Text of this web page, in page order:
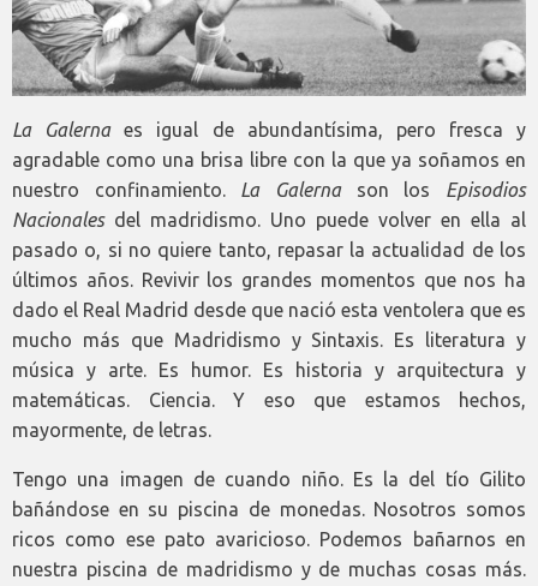
La Galernaes igual de abundantísima, pero fresca y
agradable como una brisa libre con la que ya soñamos en
nuestro confinamiento. La Galernason los Episodios
Nacionalesdel madridismo. Uno puede volver en ella al
pasado o, si no quiere tanto, repasar la actualidad de los
últimos años. Revivir los grandes momentos que nos ha
dado el Real Madrid desde que nació esta ventolera que es
mucho más que Madridismo y Sintaxis. Es literatura y
música y arte. Es humor. Es historia y arquitectura y
matemáticas. Ciencia. Y eso que estamos hechos,
mayormente, de letras.
Tengo una imagen de cuando niño. Es la del tío Gilito
bañándose en su piscina de monedas. Nosotros somos
ricos como ese pato avaricioso. Podemos bañarnos en
nuestra piscina de madridismo y de muchas cosas más.